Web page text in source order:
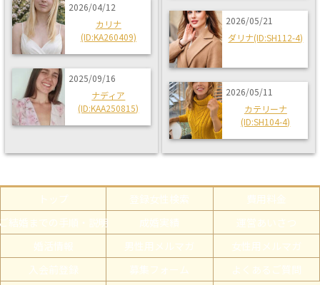
2026/04/12
カリナ
(ID:KA260409)
2025/09/16
ナディア
(ID:KAA250815)
2026/05/21
ダリナ(ID:SH112-4)
2026/05/11
カテリーナ
(ID:SH104-4)
トップ 登録女性検索
費用料金
結婚までの手順・説明
成婚実績
運営あいさつ
婚活情報
男性用メルマガ
女性用メルマガ
入会前登録
募集フォーム
よくあるご質問